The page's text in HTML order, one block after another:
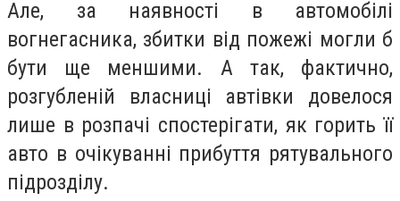
Але, за наявності в автомобілі
вогнегасника, збитки від пожежі могли б
бути ще меншими. А так, фактично,
розгубленій власниці автівки довелося
лише в розпачі спостерігати, як горить її
авто в очікуванні прибуття рятувального
підрозділу.